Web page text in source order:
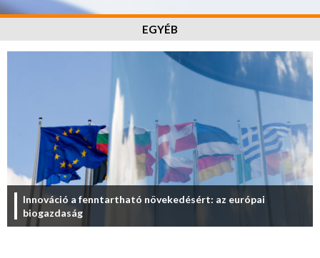
EGYÉB
Innováció a fenntartható növekedésért: az európai
biogazdaság